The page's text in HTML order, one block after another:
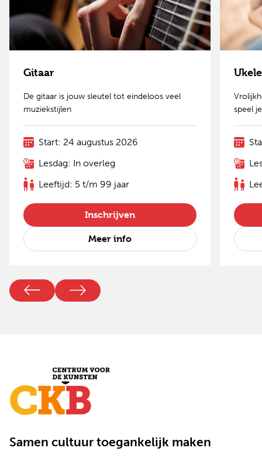
Gitaar
De gitaar is jouw sleutel tot eindeloos veel
muziekstijlen
Start: 24 augustus 2026
Lesdag: In overleg
Leeftijd: 5 t/m 99 jaar
Inschrijven
Meer info
speel
Samen cultuur toegankelijk maken